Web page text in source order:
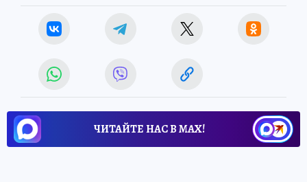
ЧИТАЙТЕ НАС В МАХ!